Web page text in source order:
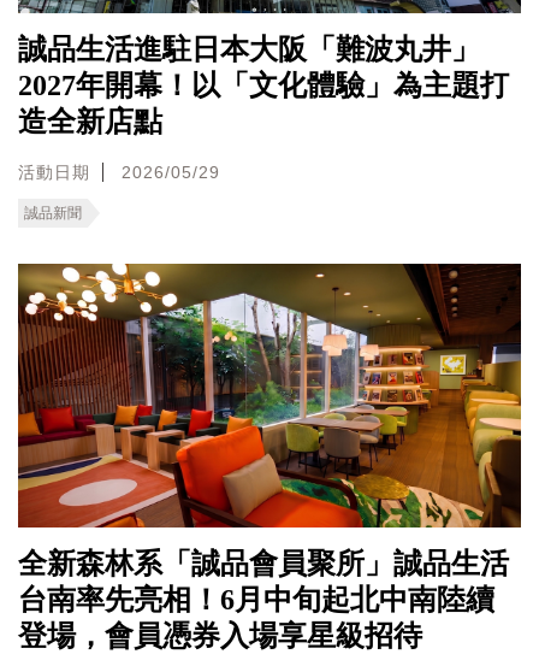
誠品生活進駐日本大阪「難波丸井」
2027年開幕！以「文化體驗」為主題打
造全新店點
活動日期 2026/05/29
誠品新聞
全新森林系「誠品會員聚所」誠品生活
台南率先亮相！6月中旬起北中南陸續
登場，會員憑券入場享星級招待